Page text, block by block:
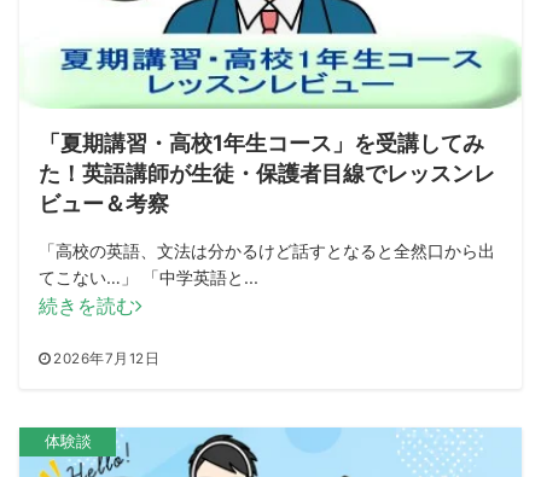
「夏期講習・高校1年生コース」を受講してみ
た！英語講師が生徒・保護者目線でレッスンレ
ビュー＆考察
「高校の英語、文法は分かるけど話すとなると全然口から出
てこない…」 「中学英語と...
2026年7月12日
続きを読む
体験談